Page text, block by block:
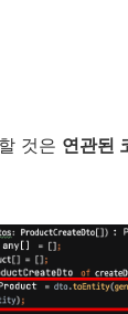
것은 연관된